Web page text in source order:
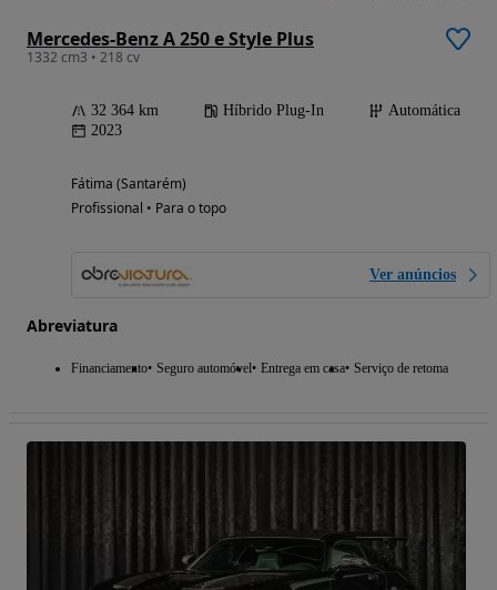
Mercedes-Benz A 250 e Style Plus
1332 cm3 • 218 cv
32 364 km Híbrido Plug-In
Automática
2023
Fátima (Santarém)
Profissional • Para o topo
Ver anúncios
Abreviatura
Financiamento Seguro automóvel Entrega em casa Serviço de retoma